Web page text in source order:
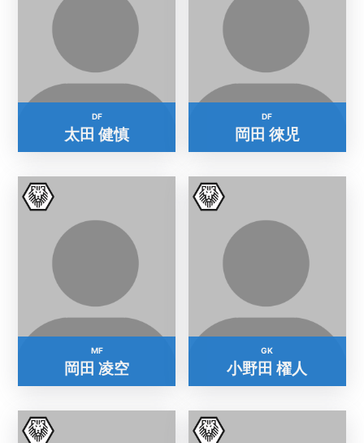
DF
太田 健慎
DF
岡田 徠児
MF
岡田 凌空
GK
小野田 櫂人